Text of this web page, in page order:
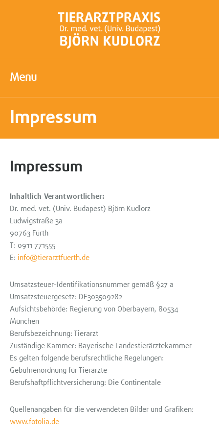
Menu
Impressum
Impressum
Inhaltlich Verantwortlicher:
Dr. med. vet. (Univ. Budapest) Björn Kudlorz
Ludwigstraße 3a
90763 Fürth
T: 0911 771555
E: info@tierarztfuerth.de
Umsatzsteuer-Identifikationsnummer gemäß §27 a
Umsatzsteuergesetz: DE303509282
Aufsichtsbehörde: Regierung von Oberbayern, 80534
München
Berufsbezeichnung: Tierarzt
Zuständige Kammer: Bayerische Landestierärztekammer
Es gelten folgende berufsrechtliche Regelungen:
Gebührenordnung für Tierärzte
Berufshaftpflichtversicherung: Die Continentale
Quellenangaben für die verwendeten Bilder und Grafiken:
www.fotolia.de